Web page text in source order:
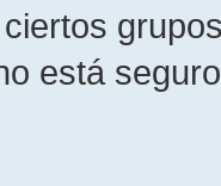
está